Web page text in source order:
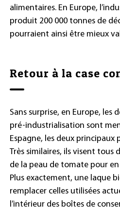
alimentaires. En Europe,
produit 200 000 tonnes de
pourraient ainsi être mieux
Retour à la case
Sans surprise, en Europe, les
pré-industrialisation sont
Espagne, les deux principaux
Très similaires, ils visent tous
de la peau de tomate pour
Plus exactement, une laque
remplacer celles utilisées
l’intérieur des boîtes de